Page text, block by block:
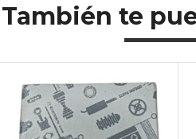
También te